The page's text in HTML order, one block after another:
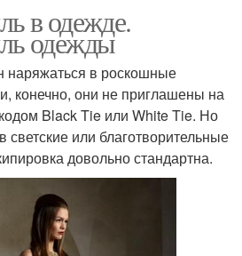
в одежде.
одежды
наряжаться в роскошные
конечно, они не приглашены на
Black Tie или White Tie. Но
светские или благотворительные
довольно стандартна.